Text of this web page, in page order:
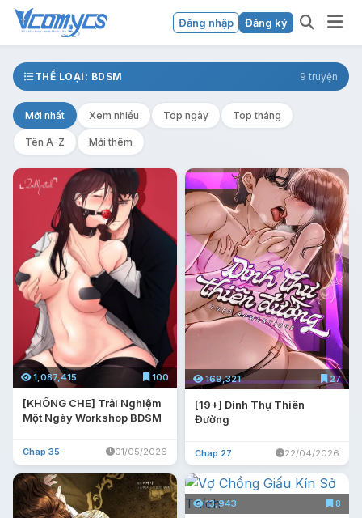
Đăng nhập Đăng ký
THỂ LOẠI: BDSM 9 truyện
Mới nhất Xem nhiều Top ngày Top tháng
Tên A-Z Mới thêm
1,087,415 100
[KHÔNG CHE] Trải Nghiệm
Một Ngày Workshop BDSM
Chap 35 01/05/2026
169,321 27
[19+] Dinh Thự Thiên
Đường
Chap 27 22/04/2026
13,943 8